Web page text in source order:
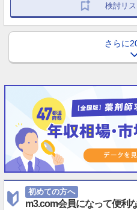
検討リス
さらに
初めての方へ
m3.com会員になって便利